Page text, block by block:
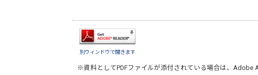
別ウィンドウで開きます
※資料としてPDFファイルが添付されている場合は、 Adobe